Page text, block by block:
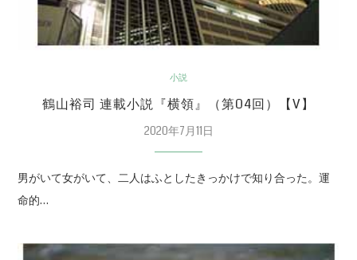
小説
鶴山裕司 連載小説『横領』（第04回）【V】
2020年7月11日
男がいて女がいて、二人はふとしたきっかけで知り合った。運
命的…